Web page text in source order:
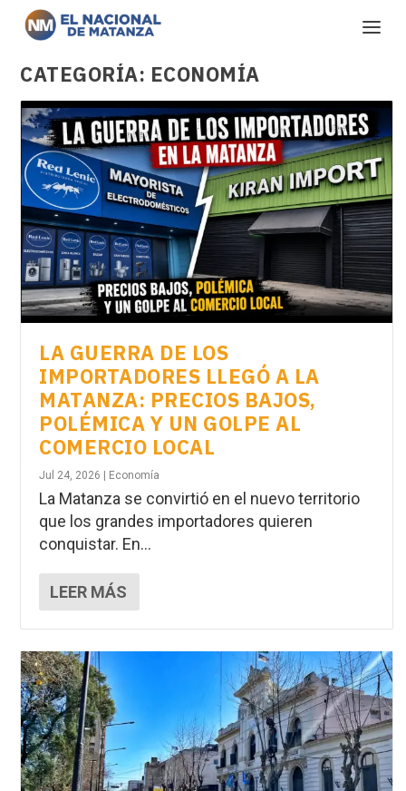
CATEGORÍA: ECONOMÍA
LA GUERRA DE LOS
IMPORTADORES LLEGÓ A LA
MATANZA: PRECIOS BAJOS,
POLÉMICA Y UN GOLPE AL
COMERCIO LOCAL
Jul 24, 2026 Economía
La Matanza se convirtió en el nuevo territorio
que los grandes importadores quieren
conquistar. En...
LEER MÁS